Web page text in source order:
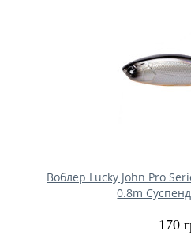
Воблер Lucky John Pro
0.8m
170